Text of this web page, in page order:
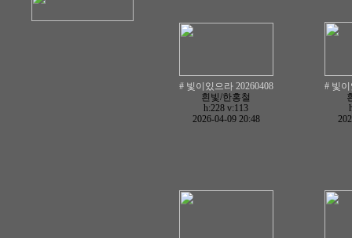
# 빛이있으라 20260408
흰빛/한홍철
h:228 v:113
2026-04-09 20:48
# 빛이